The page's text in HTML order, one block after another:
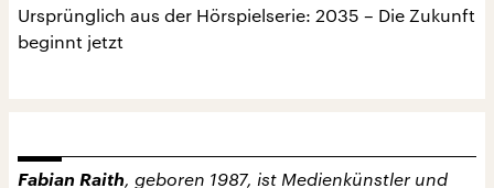
Ursprünglich aus der Hörspielserie: 2035 – Die Zukunft
beginnt jetzt
Fabian Raith, geboren 1987, ist Medienkünstler und